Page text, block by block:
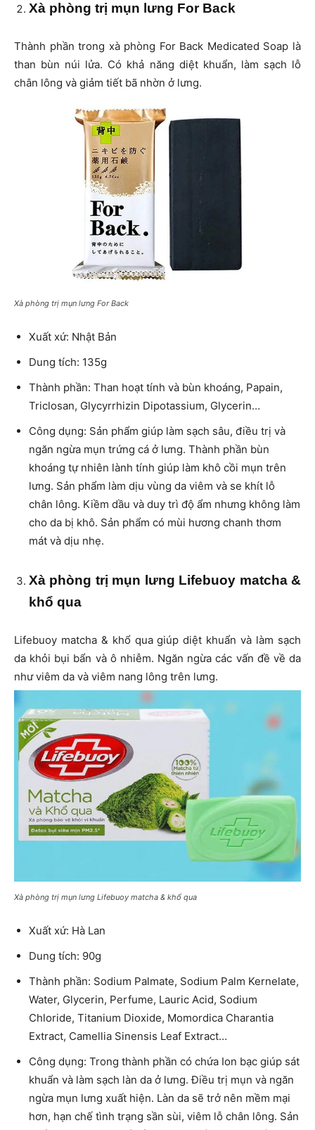
Xà phòng trị mụn lưng For Back
Thành phần trong xà phòng For Back Medicated Soap là
than bùn núi lửa. Có khả năng diệt khuẩn, làm sạch lỗ
chân lông và giảm tiết bã nhờn ở lưng.
Xà phòng trị mụn lưng For Back
Xuất xứ: Nhật Bản
Dung tích: 135g
Thành phần: Than hoạt tính và bùn khoáng, Papain,
Triclosan, Glycyrrhizin Dipotassium, Glycerin…
Công dụng: Sản phẩm giúp làm sạch sâu, điều trị và
ngăn ngừa mụn trứng cá ở lưng. Thành phần bùn
khoáng tự nhiên lành tính giúp làm khô cồi mụn trên
lưng. Sản phẩm làm dịu vùng da viêm và se khít lỗ
chân lông. Kiềm dầu và duy trì độ ẩm nhưng không làm
cho da bị khô. Sản phẩm có mùi hương chanh thơm
mát và dịu nhẹ.
Xà phòng trị mụn lưng Lifebuoy matcha &
khổ qua
Lifebuoy matcha & khổ qua giúp diệt khuẩn và làm sạch
da khỏi bụi bẩn và ô nhiễm. Ngăn ngừa các vấn đề về da
như viêm da và viêm nang lông trên lưng.
Xà phòng trị mụn lưng Lifebuoy matcha & khổ qua
Xuất xứ: Hà Lan
Dung tích: 90g
Thành phần: Sodium Palmate, Sodium Palm Kernelate,
Water, Glycerin, Perfume, Lauric Acid, Sodium
Chloride, Titanium Dioxide, Momordica Charantia
Extract, Camellia Sinensis Leaf Extract…
Công dụng: Trong thành phần có chứa Ion bạc giúp sát
khuẩn và làm sạch làn da ở lưng. Điều trị mụn và ngăn
ngừa mụn lưng xuất hiện. Làn da sẽ trở nên mềm mại
hơn, hạn chế tình trạng sần sùi, viêm lỗ chân lông. Sản